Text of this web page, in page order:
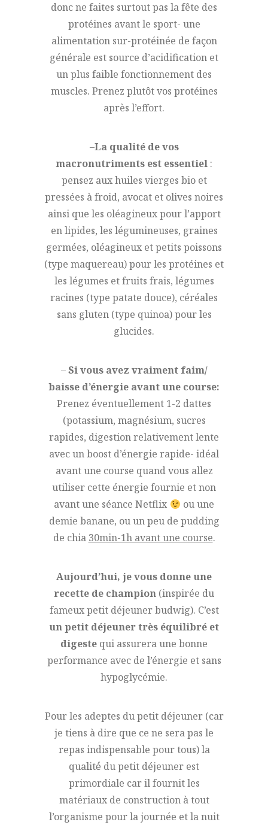
donc ne faites surtout pas la fête des
protéines avant le sport- une
alimentation sur-protéinée de façon
générale est source d’acidification et
un plus faible fonctionnement des
muscles. Prenez plutôt vos protéines
après l’effort.
–La qualité de vos
macronutriments est essentiel :
pensez aux huiles vierges bio et
pressées à froid, avocat et olives noires
ainsi que les oléagineux pour l’apport
en lipides, les légumineuses, graines
germées, oléagineux et petits poissons
(type maquereau) pour les protéines et
les légumes et fruits frais, légumes
racines (type patate douce), céréales
sans gluten (type quinoa) pour les
glucides.
–Si vous avez vraiment faim/
baisse d’énergie avant une course:
Prenez éventuellement 1-2 dattes
(potassium, magnésium, sucres
rapides, digestion relativement lente
avec un boost d’énergie rapide- idéal
avant une course quand vous allez
utiliser cette énergie fournie et non
avant une séance Netflix
ou une
demie banane, ou un peu de pudding
de chia 30min-1h avant une course.
Aujourd’hui, je vous donne une
recette de champion (inspirée du
fameux petit déjeuner budwig). C’est
un petit déjeuner très équilibré et
digeste qui assurera une bonne
performance avec de l’énergie et sans
hypoglycémie.
Pour les adeptes du petit déjeuner (car
je tiens à dire que ce ne sera pas le
repas indispensable pour tous) la
qualité́ du petit déjeuner est
primordiale car il fournit les
matériaux de construction à tout
l’organisme pour la journée et la nuit